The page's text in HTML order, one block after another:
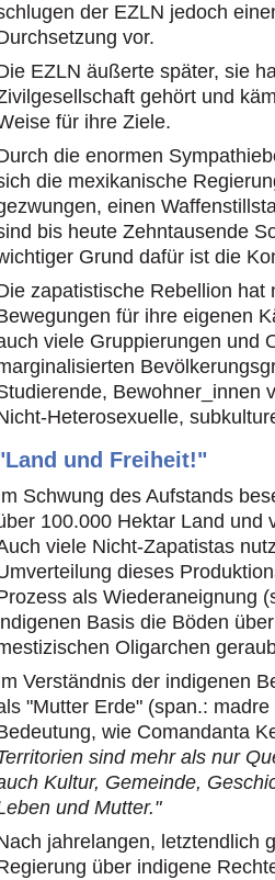
der EZLN jedoch
vor.
EZLN äußerte später, sie
gehört und
für ihre Ziele.
die enormen
die mexikanische
einen
bis heute Zehntausende
Grund dafür ist die
zapatistische Rebellion
für ihre eigenen
viele Gruppierungen und
Bewohner_innen
Heterosexuelle,
und Freiheit!"
Schwung des Aufstands
100.000 Hektar Land und
viele Nicht-Zapatistas
dieses
als Wiederaneignung
Basis die Böden
Oligarchen
Verständnis der indigenen
"Mutter Erde" (span.:
wie Comandanta
sind mehr als nur
Kultur, Gemeinde,
und Mutter."
jahrelangen, letztendlich
über indigene